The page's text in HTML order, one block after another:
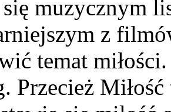
muzycznym
z
temat
Przecież